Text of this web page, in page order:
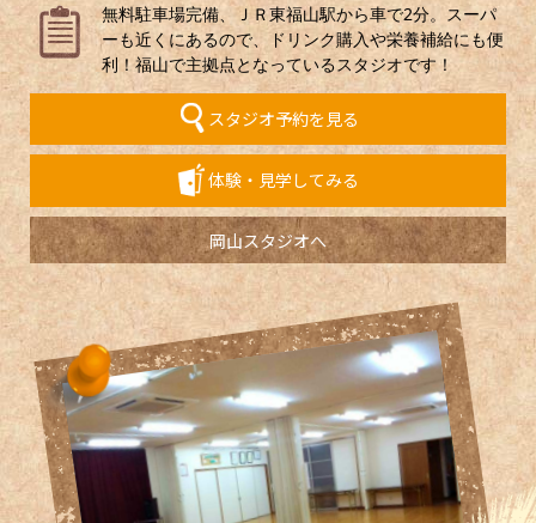
無料駐車場完備、ＪＲ東福山駅から車で2分。スーパ
ーも近くにあるので、ドリンク購入や栄養補給にも便
利！福山で主拠点となっているスタジオです！
スタジオ予約を見る
体験・見学してみる
岡山スタジオへ